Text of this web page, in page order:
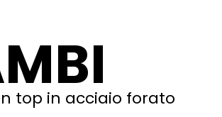
top in acciaio forato